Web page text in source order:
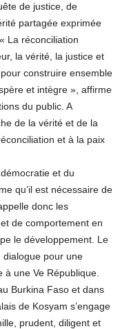
de justice, de
partagée exprimée
La réconciliation
la vérité, la justice et
construire ensemble
et intègre », affirme
du public. A
de la vérité et de la
et à la paix
et du
qu’il est nécessaire de
donc les
de comportement en
le développement. Le
dialogue pour une
à une Ve République.
Burkina Faso et dans
de Kosyam s’engage
prudent, diligent et